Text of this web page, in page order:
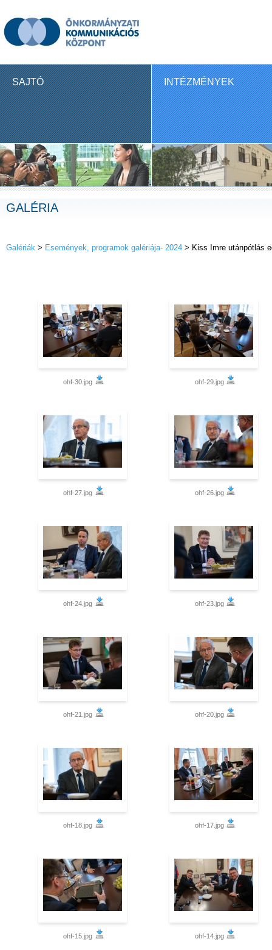
SAJTÓ INTÉZMÉNYEK
GALÉRIA
Galériák > Események, programok galériája- 2024 > Kiss Imre utánpótlás
ohf-30.jpg ohf-29.jpg
ohf-27.jpg ohf-26.jpg
ohf-24.jpg ohf-23.jpg
ohf-21.jpg ohf-20.jpg
ohf-18.jpg ohf-17.jpg
ohf-15.jpg ohf-14.jpg